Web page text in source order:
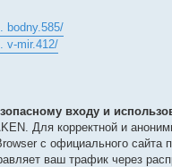
bodny.585/
v-mir.412/
входу и
Для корректной и
с официального
ваш трафик через